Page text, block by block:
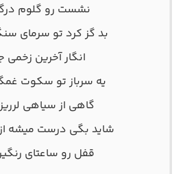
ﻧﺸﺴﺖ رو ﮔﻠﻮم
ﺑﺪ ﮔﺰ ﻛﺮد ﺗﻮ ﺳﺮﻣﺎی
اﻧﮕﺎر آﺧﺮﻳﻦ
ﻳﻪ ﺳﺮﺑﺎز ﺗﻮ ﺳﻜﻮت
ﮔﺎﻫﻰ از ﺳﻴﺎﻫﻰ
ﺷﺎﻳﺪ ﺑﮕﻰ درﺳﺖ ﻣﻴﺸﻪ
ﻗﻔﻞ رو ﺳﺎﻋﺘﺎی